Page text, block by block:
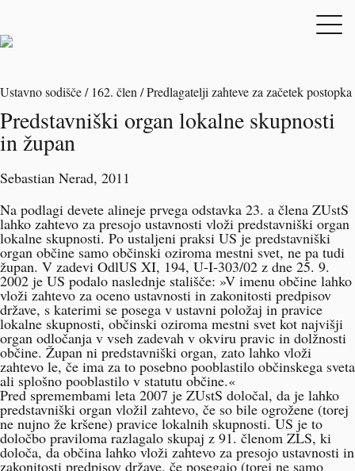
Ustavno sodišče / 162. člen / Predlagatelji zahteve za začetek postopka
Predstavniški organ lokalne skupnosti
in župan
Sebastian Nerad, 2011
Na podlagi devete alineje prvega odstavka 23. a člena ZUstS
lahko zahtevo za presojo ustavnosti vloži predstavniški organ
lokalne skupnosti. Po ustaljeni praksi US je predstavniški
organ občine samo občinski oziroma mestni svet, ne pa tudi
župan. V zadevi OdlUS XI, 194, U-I-303/02 z dne 25. 9.
2002 je US podalo naslednje stališče: »V imenu občine lahko
vloži zahtevo za oceno ustavnosti in zakonitosti predpisov
države, s katerimi se posega v ustavni položaj in pravice
lokalne skupnosti, občinski oziroma mestni svet kot najvišji
organ odločanja v vseh zadevah v okviru pravic in dolžnosti
občine. Župan ni predstavniški organ, zato lahko vloži
zahtevo le, če ima za to posebno pooblastilo občinskega sveta
ali splošno pooblastilo v statutu občine.«
Pred spremembami leta 2007 je ZUstS določal, da je lahko
predstavniški organ vložil zahtevo, če so bile ogrožene (torej
ne nujno že kršene) pravice lokalnih skupnosti. US je to
določbo praviloma razlagalo skupaj z 91. členom ZLS, ki
določa, da občina lahko vloži zahtevo za presojo ustavnosti in
zakonitosti predpisov države, če posegajo (torej ne samo